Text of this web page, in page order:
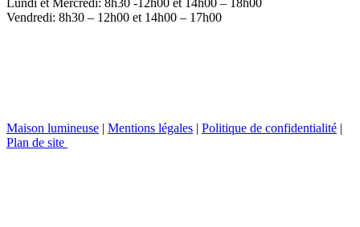
Lundi et Mercredi: 8h30 -12h00 et 14h00 – 18h00
Vendredi: 8h30 – 12h00 et 14h00 – 17h00
Maison lumineuse | Mentions légales | Politique de confidentialité |
Plan de site